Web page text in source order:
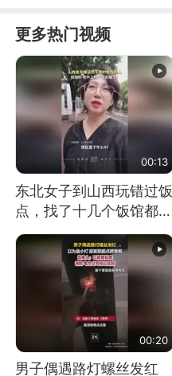
更多热门视频
00:13
东北女子到山西玩错过饭
点，找了十几个饭馆都没
开门：午休到几点
00:20
男子偶遇路灯螺丝发红